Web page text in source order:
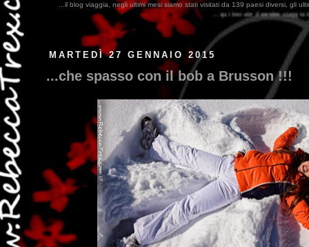
...il blog viaggia, negli ultimi mesi siamo stati visitati da 139 paesi diversi, gli
...qui trovate il nostro viaggio in MESSICO 2023...clikka qui !!!
MARTEDÌ 27 GENNAIO 2015
...che spasso con il bob a Brusson !!!